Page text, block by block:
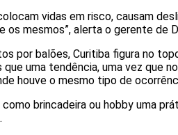
vidas em risco, causam
mesmos”, alerta o gerente de
por balões, Curitiba figura no
uma tendência, uma vez que
houve o mesmo tipo de
brincadeira ou hobby uma